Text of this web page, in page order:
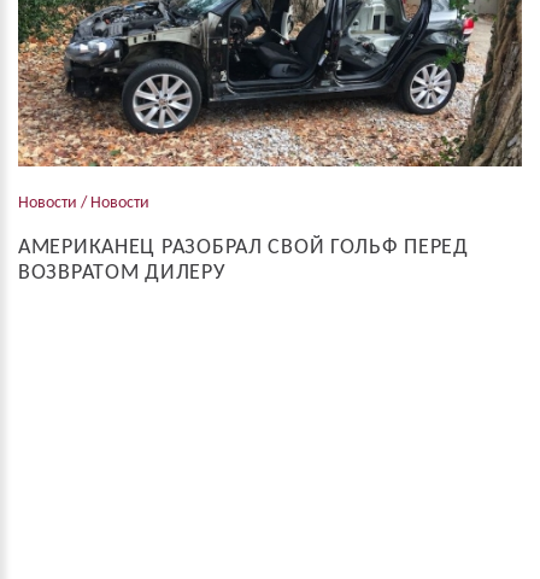
Новости / Новости
АМЕРИКАНЕЦ РАЗОБРАЛ СВОЙ ГОЛЬФ ПЕРЕД
ВОЗВРАТОМ ДИЛЕРУ